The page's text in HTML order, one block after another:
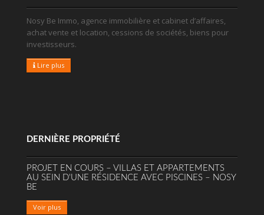
Nosy Be Immo, agence immobilière et cabinet d’affaires,
achat vente et location, cessions de sociétés, biens pour
investisseurs.
Lire plus
DERNIÈRE PROPRIÉTÉ
PROJET EN COURS – VILLAS ET APPARTEMENTS
AU SEIN D'UNE RÉSIDENCE AVEC PISCINES – NOSY
BE
Voir plus